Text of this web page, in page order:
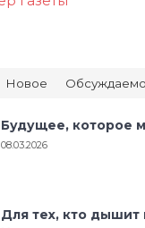
Новое
Будущее, которое
08.03.2026
Для тех, кто дышит